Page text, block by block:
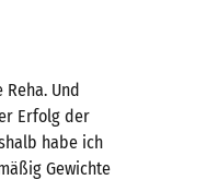
Und
Erfolg der
habe ich
Gewichte